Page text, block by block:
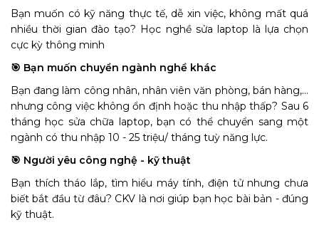
Bạn muốn có kỹ năng thực tế, dễ xin việc, không mất quá
nhiều thời gian đào tạo? Học nghề sửa laptop là lựa chọn
cực kỳ thông minh
🎯 Bạn muốn chuyền ngành nghề khác
Bạn đang làm công nhân, nhân viên văn phòng, bán hàng,...
nhưng công việc không ổn định hoặc thu nhập thấp? Sau 6
tháng học sửa chữa laptop, bạn có thể chuyển sang một
ngành có thu nhập 10 - 25 triệu/ tháng tuỳ năng lực.
🎯 Người yêu công nghệ - kỹ thuật
Bạn thích tháo lắp, tìm hiểu máy tính, điện tử nhưng chưa
biết bắt đầu từ đâu? CKV là nơi giúp bạn học bài bản - đúng
kỹ thuật.